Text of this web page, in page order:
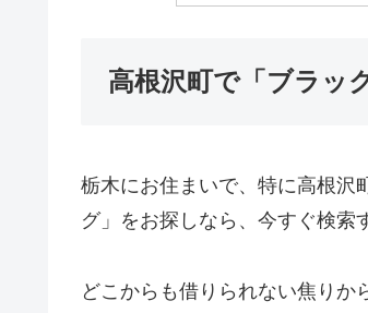
高根沢町で「ブラッ
栃木にお住まいで、特に高根沢
グ」をお探しなら、今すぐ検索
どこからも借りられない焦りか